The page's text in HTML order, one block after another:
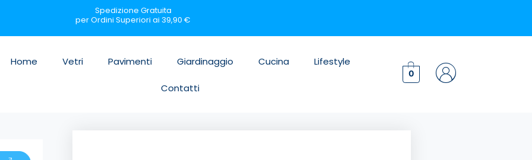
Spedizione Gratuita
per Ordini Superiori ai 39,90 €
Home Vetri Pavimenti Giardinaggio Cucina Lifestyle
Contatti
0